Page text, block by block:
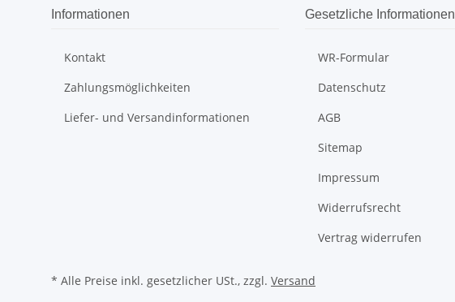
Informationen
Kontakt
Zahlungsmöglichkeiten
Liefer- und Versandinformationen
Gesetzliche Informationen
WR-Formular
Datenschutz
AGB
Sitemap
Impressum
Widerrufsrecht
Vertrag widerrufen
* Alle Preise inkl. gesetzlicher USt., zzgl. Versand